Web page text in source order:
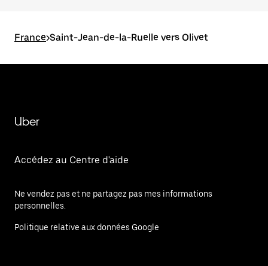
France>Saint-Jean-de-la-Ruelle vers Olivet
Uber
Accédez au Centre d'aide
Ne vendez pas et ne partagez pas mes informations
personnelles.
Politique relative aux données Google